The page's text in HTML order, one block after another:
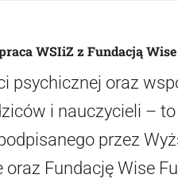
WSIiZ z Fundacją
psychicznej oraz
i nauczycieli – to
przez
Fundację Wise